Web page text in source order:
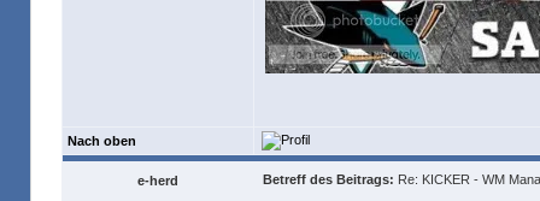
Nach oben
e-herd Betreff des Beitrags: Re: KICKER - WM